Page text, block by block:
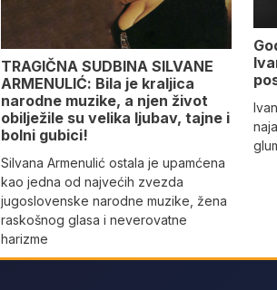
TRAGIČNA SUDBINA SILVANE
ARMENULIĆ: Bila je kraljica
narodne muzike, a njen život
obilježile su velika ljubav, tajne i
bolni gubici!
Silvana Armenulić ostala je upamćena
kao jedna od najvećih zvezda
jugoslovenske narodne muzike, žena
raskošnog glasa i neverovatne
harizme